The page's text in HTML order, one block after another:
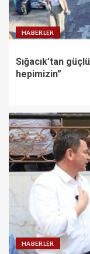
HABERLER
Sığacık’tan
hepimizin”
HABERLER